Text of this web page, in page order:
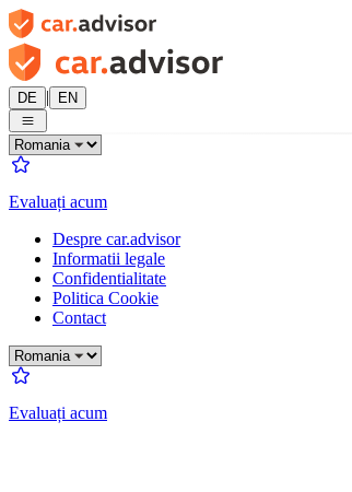
DE | EN
Evaluați acum
Despre car.advisor
Informatii legale
Confidentialitate
Politica Cookie
Contact
Evaluați acum